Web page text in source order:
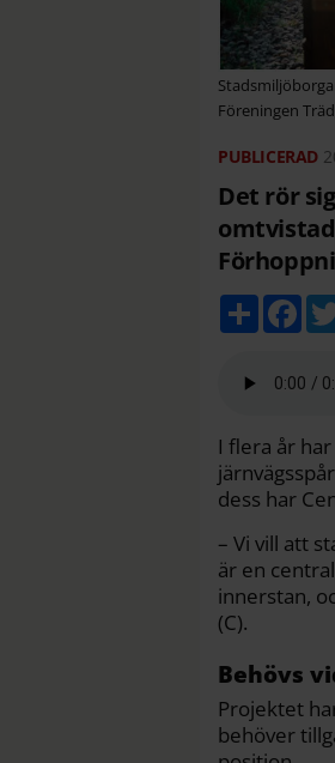
Föreningen
Det rör
D
e
F
b
k
I flera år
dess har
– Vi vill att
är en
innerstan,
(C).
Behövs
Projektet
behöver